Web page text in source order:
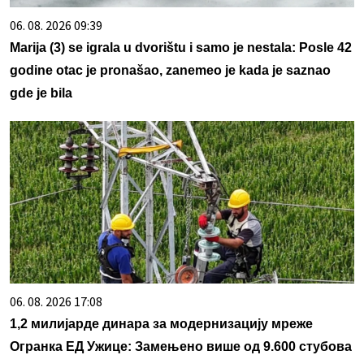
06. 08. 2026 09:39
Marija (3) se igrala u dvorištu i samo je nestala: Posle 42
godine otac je pronašao, zanemeo je kada je saznao
gde je bila
06. 08. 2026 17:08
1,2 милијарде динара за модернизацију мреже
Огранка ЕД Ужице: Замењено више од 9.600 стубова